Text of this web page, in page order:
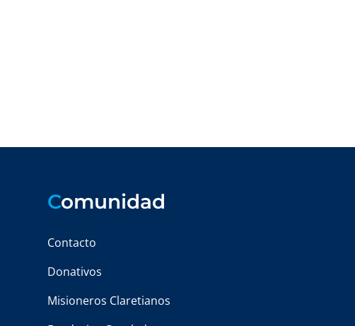
Comunidad
Contacto
Donativos
Misioneros Claretianos